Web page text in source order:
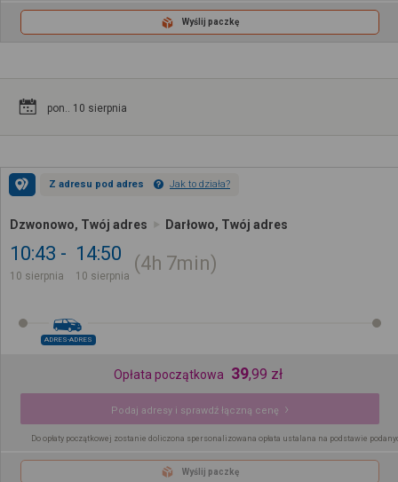
Wyślij paczkę
pon.. 10 sierpnia
Z adresu pod adres Jak to działa?
Dzwonowo, Twój adres Darłowo, Twój adres
10:43
10 sierpnia
14:50
10 sierpnia
4h 7min
ADRES-ADRES
Opłata początkowa 39,99 zł
Podaj adresy i sprawdź łączną cenę
Do opłaty początkowej zostanie doliczona spersonalizowana opłata ustalana na podstawie
Wyślij paczkę